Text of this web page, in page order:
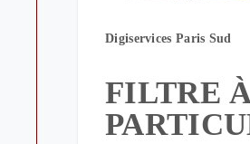
Digiservices Paris Sud
FILTRE